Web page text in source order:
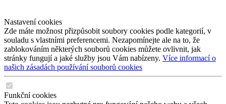
Nastavení cookies
Zde máte možnost přizpůsobit soubory cookies podle kategorií, v
souladu s vlastními preferencemi. Nezapomínejte ale na to, že
zablokováním některých souborů cookies můžete ovlivnit, jak
stránky fungují a jaké služby jsou Vám nabízeny. Více informací o
našich zásadách používání souborů cookies
Funkční cookies